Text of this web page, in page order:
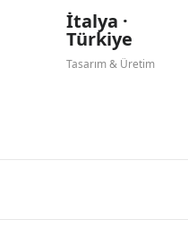
İtalya ·
Türkiye
Tasarım & Üretim